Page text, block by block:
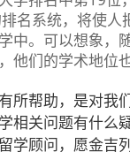
名系统，将使人
中。可以想象，
他们的学术地位
所帮助，是对我
相关问题有什么
学顾问，愿金吉